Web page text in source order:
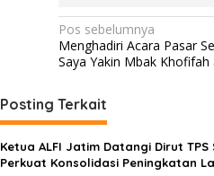
N
a
i
g
a
Pos sebelumnya
Menghadiri Acara Pasar
Saya Yakin Mbak Khofifah
Posting Terkait
Ketua ALFI Jatim Datangi Dirut
Perkuat Konsolidasi Peningkatan